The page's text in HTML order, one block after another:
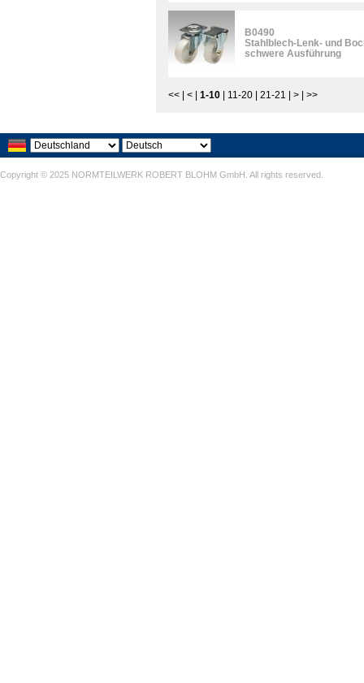
B0490
Stahlblech-Lenk- und
schwere Ausführung
<< < 1-10 11-20 21-21 > >>
Copyright © 2025 NORMTEILWERK ROBERT BLOHM GmbH. All rights reserved.